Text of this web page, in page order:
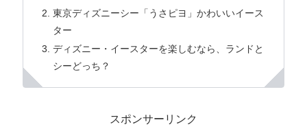
東京ディズニーシー「うさピヨ」かわいいイース
ター
ディズニー・イースターを楽しむなら、ランドと
シーどっち？
スポンサーリンク